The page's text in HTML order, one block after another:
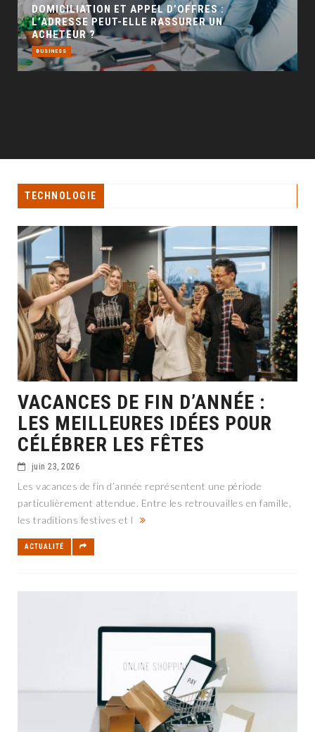
TECHNOLOGIE
VACANCES DE FIN D’ANNÉE :
LES MEILLEURES IDÉES POUR
CÉLÉBRER LES FÊTES
juin 23, 2026
Les vacances de fin d’année représentent une période
particulièrement attendue. Entre les retrouvailles en famille,
les traditions festives et l
ACTUALITÉ